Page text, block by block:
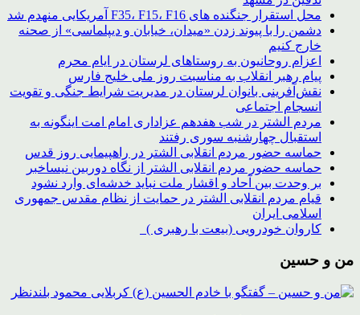
محل استقرار جنگنده های F35، F15، F16 آمریکایی منهدم شد
دشمن را با پیوند زدن «میدان، خیابان و دیپلماسی» از صحنه
خارج کنیم
اعزام روحانیون به روستاهای لرستان در ایام محرم
پیام رهبر انقلاب به مناسبت روز ملی خلیج فارس
نقش‌آفرینی بانوان لرستان در مدیریت شرایط جنگی و تقویت
انسجام اجتماعی
مردم الشتر در شب هفدهم عزاداری امام امت اینگونه به
استقبال چهارشنبه سوری رفتند
حماسه حضور مردم انقلابی الشتر در راهپیمایی روز قدس
حماسه حضور مردم انقلابی الشتر از نگاه دوربین نیساخبر
بر وحدت بین آحاد و اقشار ملت نباید خدشه‌ای وارد نشود
قیام مردم انقلابی الشتر در حمایت از نظام مقدس جمهوری
اسلامی ایران
کاروان خودرویی (بیعت با رهبری )
من و حسین